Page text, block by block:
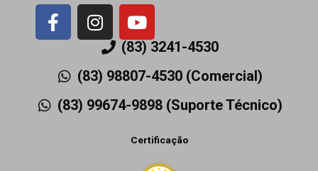
F
a
e
b
o
o
I
n
s
t
a
g
Y
o
u
t
u
b
(83) 3241-4530
(83) 98807-4530 (Comercial)
(83) 99674-9898 (Suporte Técnico)
Certificação